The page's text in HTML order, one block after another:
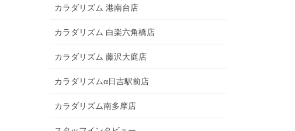
カラダリズム 港南台店
カラダリズム 白楽六角橋店
カラダリズム 藤沢大庭店
カラダリズムα日吉駅前店
カラダリズム南多摩店